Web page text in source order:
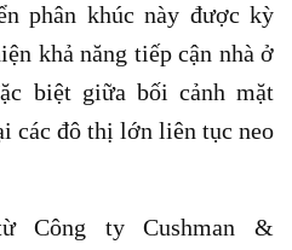
phân khúc này được kỳ
khả năng tiếp cận nhà ở
biệt giữa bối cảnh mặt
các đô thị lớn liên tục neo
Công ty Cushman &